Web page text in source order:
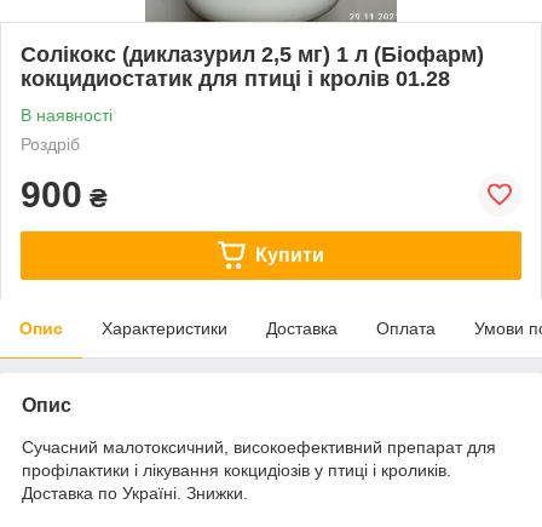
Солікокс (диклазурил 2,5 мг) 1 л (Біофарм)
кокцидиостатик для птиці і кролів 01.28
В наявності
Роздріб
900 ₴
Купити
Опис Характеристики Доставка Оплата Умови
Опис
Сучасний малотоксичний, високоефективний препарат для
профілактики і лікування кокцидіозів у птиці і кроликів.
Доставка по Україні. Знижки.